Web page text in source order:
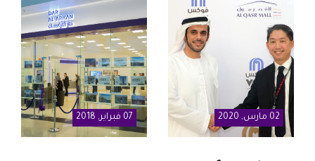
02 مارس, 2020
07 فبراير, 2018